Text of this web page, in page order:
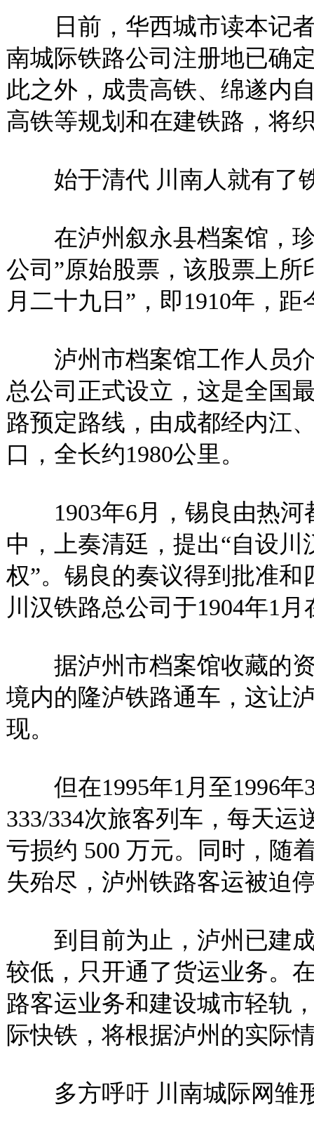
日前，华西城市读本记者
南城际铁路公司注册地已确
此之外，成贵高铁、绵遂内
高铁等规划和在建铁路，将
始于清代 川南人就有了
在泸州叙永县档案馆，珍
公司”原始股票，该股票上
月二十九日”，即1910年，
泸州市档案馆工作人员介
总公司正式设立，这是全国
路预定路线，由成都经内江
口，全长约1980公里。
1903年6月，锡良由热河
中，上奏清廷，提出“自设
权”。锡良的奏议得到批准
川汉铁路总公司于1904年1
据泸州市档案馆收藏的资
境内的隆泸铁路通车，这让
现。
但在1995年1月至1996年
333/334次旅客列车，每天运
亏损约 500 万元。同时，随
失殆尽，泸州铁路客运被迫
到目前为止，泸州已建成
较低，只开通了货运业务。
路客运业务和建设城市轻轨
际快铁，将根据泸州的实际
多方呼吁 川南城际网雏